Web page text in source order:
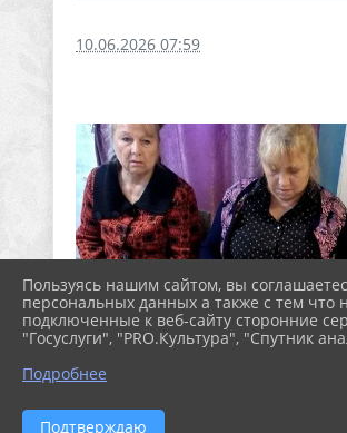
10.06.2026 07:59
Пользуясь нашим сайтом, вы
персональных данных а также с тем что
подключенные к веб-сайту сторонние
"Госуслуги", "PRO.Культура", "Спутник
Подробнее
Подтверждаю